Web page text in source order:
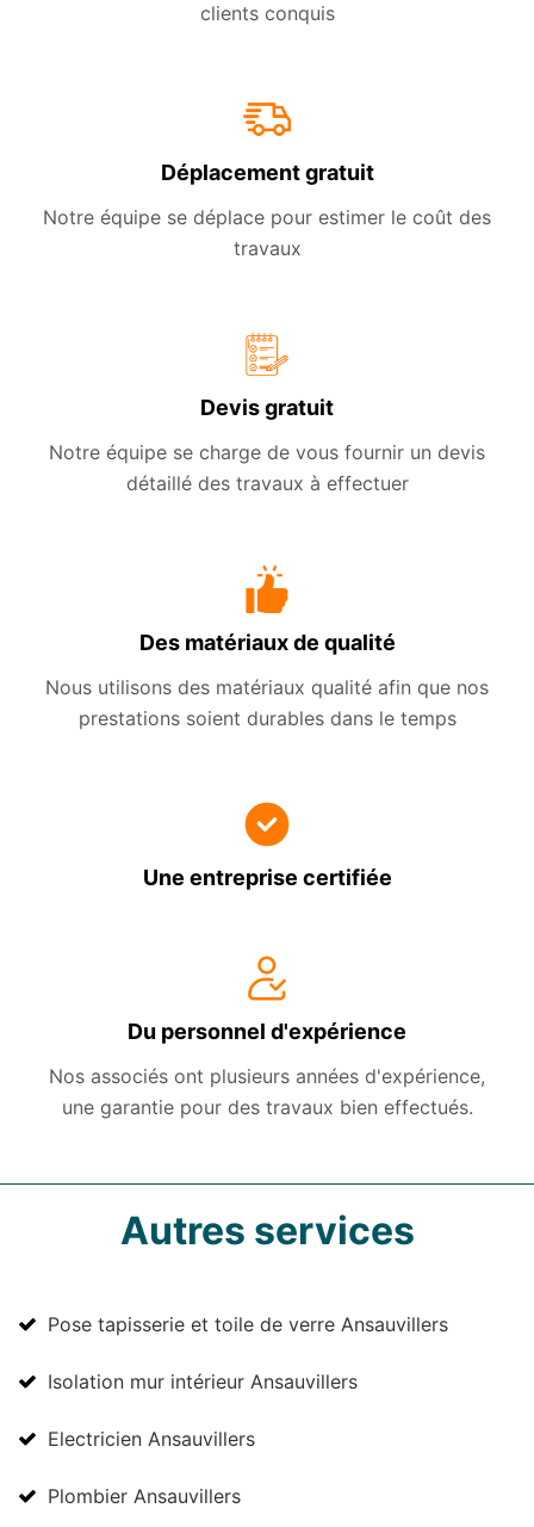
clients conquis
Déplacement gratuit
Notre équipe se déplace pour estimer le coût des
travaux
Devis gratuit
Notre équipe se charge de vous fournir un devis
détaillé des travaux à effectuer
Des matériaux de qualité
Nous utilisons des matériaux qualité afin que nos
prestations soient durables dans le temps
Une entreprise certifiée
Du personnel d'expérience
Nos associés ont plusieurs années d'expérience,
une garantie pour des travaux bien effectués.
Autres services
Pose tapisserie et toile de verre Ansauvillers
Isolation mur intérieur Ansauvillers
Electricien Ansauvillers
Plombier Ansauvillers